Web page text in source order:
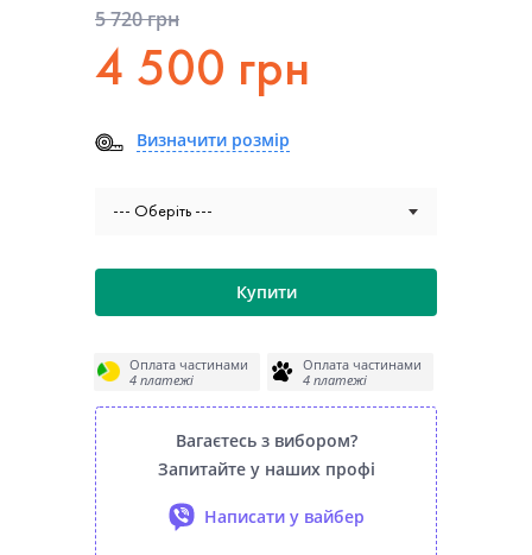
5 720 грн
4 500 грн
Визначити розмiр
--- Оберіть ---
Купити
Оплата частинами
4 платежі
Оплата частинами
4 платежі
Вагаєтесь з вибором?
Запитайте у наших профі
Написати у вайбер